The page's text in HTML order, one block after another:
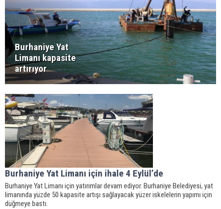
Burhaniye Yat
Limanı kapasite
artırıyor
Burhaniye Yat Limanı için ihale 4 Eylül’de
Burhaniye Yat Limanı için yatırımlar devam ediyor. Burhaniye Belediyesi, yat
limanında yüzde 50 kapasite artışı sağlayacak yüzer iskelelerin yapımı için
düğmeye bastı.